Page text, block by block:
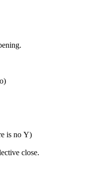
is no Y)
close.